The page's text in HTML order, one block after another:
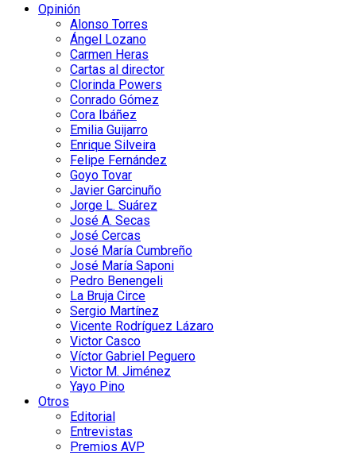
Opinión
Alonso Torres
Ángel Lozano
Carmen Heras
Cartas al director
Clorinda Powers
Conrado Gómez
Cora Ibáñez
Emilia Guijarro
Enrique Silveira
Felipe Fernández
Goyo Tovar
Javier Garcinuño
Jorge L. Suárez
José A. Secas
José Cercas
José María Cumbreño
José María Saponi
Pedro Benengeli
La Bruja Circe
Sergio Martínez
Vicente Rodríguez Lázaro
Victor Casco
Víctor Gabriel Peguero
Victor M. Jiménez
Yayo Pino
Otros
Editorial
Entrevistas
Premios AVP